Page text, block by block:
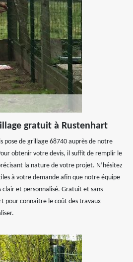
gratuit à Rustenhart
pose de grillage 68740 auprès de notre
obtenir votre devis, il suffit de remplir le
la nature de votre projet. N’hésitez
à votre demande afin que notre équipe
clair et personnalisé. Gratuit et sans
pour connaître le coût des travaux